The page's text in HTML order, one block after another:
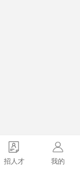
招人才 我的